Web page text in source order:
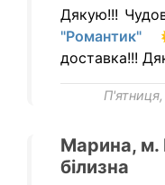
Дякую!!!
"Романтик"
доставка!!!
Марина, м.
білизна